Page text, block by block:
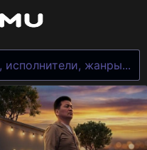
жанры...